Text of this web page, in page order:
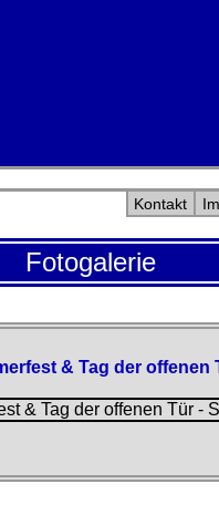
Kontakt
Fotogalerie
& Tag der offenen